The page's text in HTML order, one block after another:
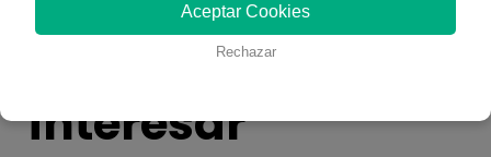
También te puede
interesar
Aceptar Cookies
Rechazar